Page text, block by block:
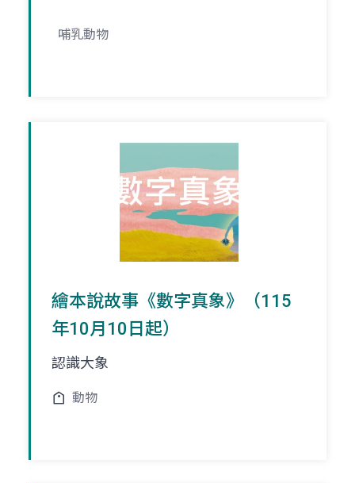
哺乳動物
繪本說故事《數字真象》（115
年10月10日起）
認識大象
動物